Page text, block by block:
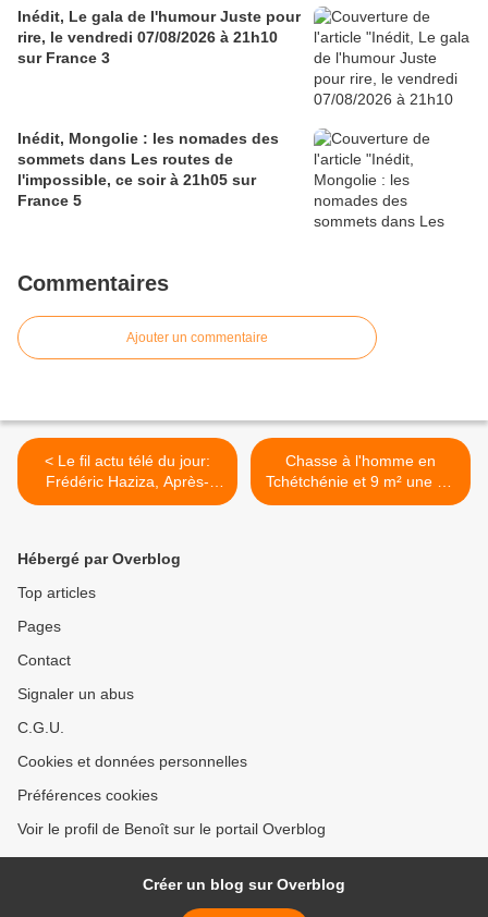
Inédit, Le gala de l'humour Juste pour
rire, le vendredi 07/08/2026 à 21h10
sur France 3
Inédit, Mongolie : les nomades des
sommets dans Les routes de
l'impossible, ce soir à 21h05 sur
France 5
Commentaires
Ajouter un commentaire
< Le fil actu télé du jour:
Frédéric Haziza, Après-
midis de Fr2, Delahousse,
Cauet, Zap, Fictions,
Cigarettes, Audiences,
Chasse à l'homme en
Tchétchénie et 9 m² une vie
à l'étroit : au sommaire
Hébergé par Overblog
Top articles
Pages
Contact
Signaler un abus
C.G.U.
Cookies et données personnelles
Préférences cookies
Voir le profil de Benoît sur le portail Overblog
Créer un blog sur Overblog